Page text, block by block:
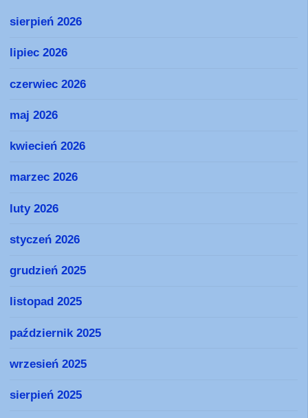
sierpień 2026
lipiec 2026
czerwiec 2026
maj 2026
kwiecień 2026
marzec 2026
luty 2026
styczeń 2026
grudzień 2025
listopad 2025
październik 2025
wrzesień 2025
sierpień 2025